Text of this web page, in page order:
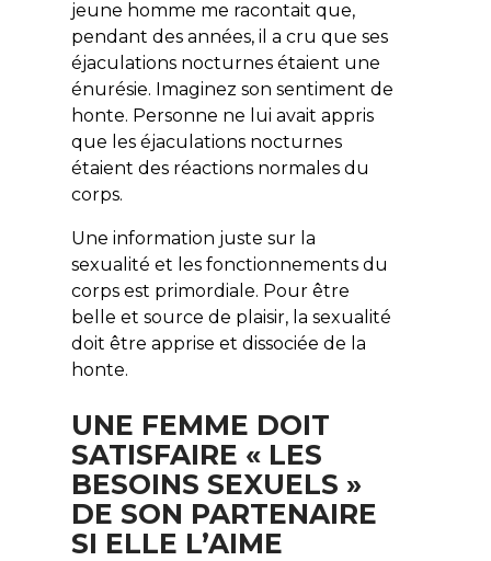
jeune homme me racontait que,
pendant des années, il a cru que ses
éjaculations nocturnes étaient une
énurésie. Imaginez son sentiment de
honte. Personne ne lui avait appris
que les éjaculations nocturnes
étaient des réactions normales du
corps.
Une information juste sur la
sexualité et les fonctionnements du
corps est primordiale. Pour être
belle et source de plaisir, la sexualité
doit être apprise et dissociée de la
honte.
UNE FEMME DOIT
SATISFAIRE « LES
BESOINS SEXUELS »
DE SON PARTENAIRE
SI ELLE L’AIME